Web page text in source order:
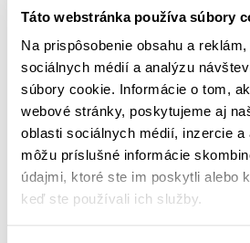
Táto webstránka používa súbory
Na prispôsobenie obsahu a
sociálnych médií a analýzu
súbory cookie. Informácie o tom,
webové stránky, poskytujeme aj
oblasti sociálnych médií, inzercie a
môžu príslušné informácie
údajmi, ktoré ste im poskytli alebo
keď ste používali ich služby.
jemné riasenie s mašličkou na
nohavice rovného strihu
pás so všitou nevymeniteľnou
pohodlný, ženský strih
vhodné na spanie aj domáce
Ako ošetriť výrobok
Zákazníci si tiež kúpili